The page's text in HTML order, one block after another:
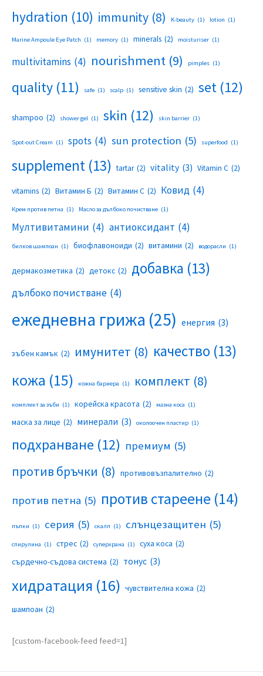
hydration (10) immunity (8) K-beauty (1) lotion (1)
Marine Ampoule Eye Patch (1) memory (1) minerals (2) moisturiser (1)
multivitamins (4) nourishment (9) pimples (1)
quality (11) safe (1) scalp (1) sensitive skin (2) set (12)
shampoo (2) shower gel (1) skin (12) skin barrier (1)
Spot-out Cream (1) spots (4) sun protection (5) superfood (1)
supplement (13) tartar (2) vitality (3) Vitamin C (2)
vitamins (2) Витамин Б (2) Витамин С (2) Ковид (4)
Крем против петна (1) Масло за дълбоко почистване (1)
Мултивитамини (4) антиоксидант (4)
билков шампоан (1) биофлавоноиди (2) витамини (2) водорасли (1)
дермакозметика (2) детокс (2) добавка (13)
дълбоко почистване (4)
ежедневна грижа (25) енергия (3)
зъбен камък (2) имунитет (8) качество (13)
кожа (15) кожна бариера (1) комплект (8)
комплект за зъби (1) корейска красота (2) мазна коса (1)
маска за лице (2) минерали (3) околоочен пластир (1)
подхранване (12) премиум (5)
против бръчки (8) противовъзпалително (2)
против петна (5) против стареене (14)
пъпки (1) серия (5) скалп (1) слънцезащитен (5)
спирулина (1) стрес (2) суперхрана (1) суха коса (2)
сърдечно-съдова система (2) тонус (3)
хидратация (16) чувствителна кожа (2)
шампоан (2)
[custom-facebook-feed feed=1]